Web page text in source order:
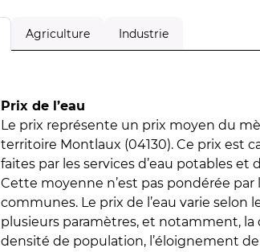
Agriculture Industrie
Prix de l’eau
Le prix représente un prix moyen du
territoire Montlaux (04130). Ce prix est
faites par les services d’eau potables et
Cette moyenne n’est pas pondérée
communes. Le prix de l’eau varie selon
plusieurs paramètres, et notamment, la
densité de population, l’éloignement